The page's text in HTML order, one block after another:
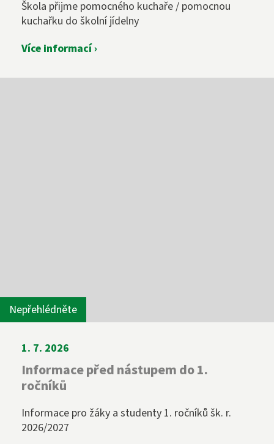
Škola přijme pomocného kuchaře / pomocnou
kuchařku do školní jídelny
Více informací ›
Nepřehlédněte
1. 7. 2026
Informace před nástupem do 1.
ročníků
Informace pro žáky a studenty 1. ročníků šk. r.
2026/2027